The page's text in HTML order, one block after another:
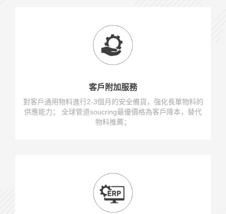
客戶附加服務
對客戶通用物料進行2-3個月的安全備貨，強化長單物料的
供應能力； 全球管道soucring最優價格為客戶降本，替代
物料推薦；